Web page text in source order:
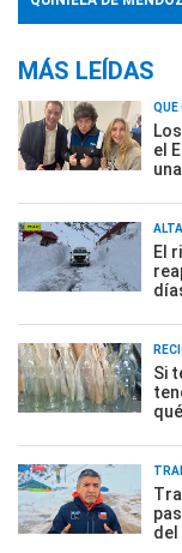
MÁS LEÍDAS
QUÉ
el
El
Si
del